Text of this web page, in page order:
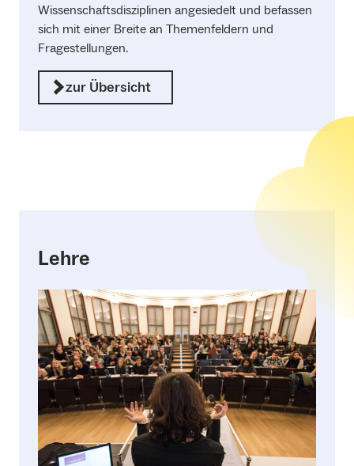
Wissenschaftsdisziplinen angesiedelt und befassen
sich mit einer Breite an Themenfeldern und
Fragestellungen.
zur Übersicht
Lehre